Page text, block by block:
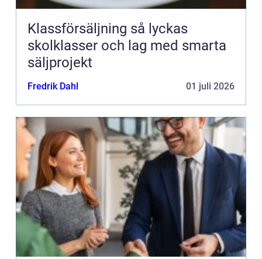
Klassförsäljning så lyckas
skolklasser och lag med smarta
säljprojekt
Fredrik Dahl 01 juli 2026